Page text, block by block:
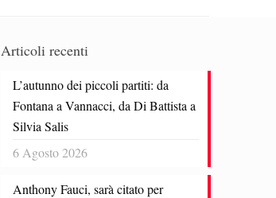
Articoli recenti
L’autunno dei piccoli partiti: da
Fontana a Vannacci, da Di Battista a
Silvia Salis
6 Agosto 2026
Anthony Fauci, sarà citato per